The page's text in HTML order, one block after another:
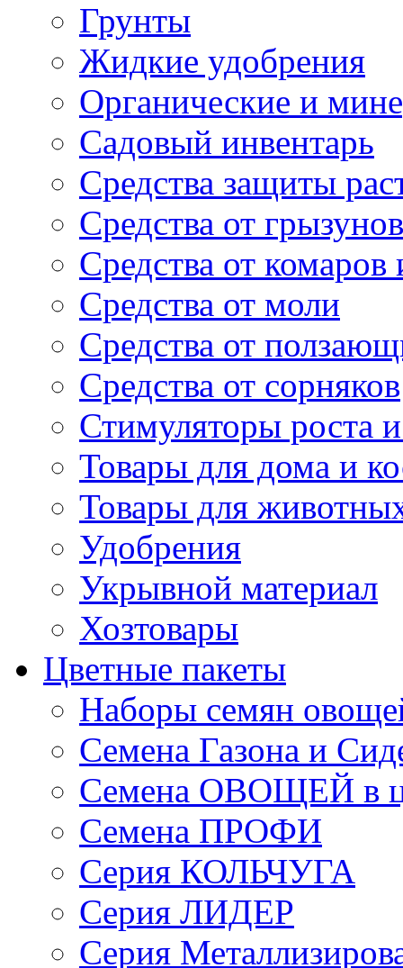
Грунты
Жидкие удобрения
Органические и
Садовый инвентарь
Средства защиты
Средства от грызунов
Средства от
Средства от моли
Средства от
Средства от сорняков
Стимуляторы роста и
Товары для дома и
Товары для
Удобрения
Укрывной материал
Хозтовары
Цветные пакеты
Наборы семян
Семена Газона и
Семена ОВОЩЕЙ в
Семена ПРОФИ
Серия КОЛЬЧУГА
Серия ЛИДЕР
Серия